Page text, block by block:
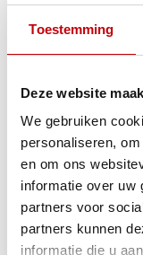
Toestemming
Deze website
We gebruiken
personaliseren,
en om ons
informatie over uw
partners voor
partners kunnen
informatie die u
Product bundels
Samen met
buitenband
gereedschap
buzzetti 4960 3pcs
+